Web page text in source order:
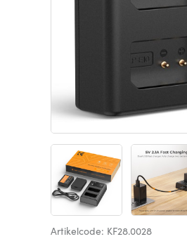
Artikelcode: KF28.0028